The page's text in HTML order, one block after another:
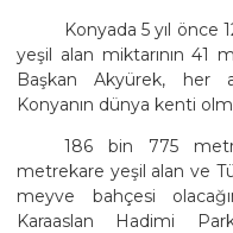
Konyada 5 yıl
yeşil alan miktarının 41
Başkan Akyürek, her
Konyanın dünya kenti
186 bin 775
metrekare yeşil alan ve
meyve bahçesi
Karaaslan Hadimi